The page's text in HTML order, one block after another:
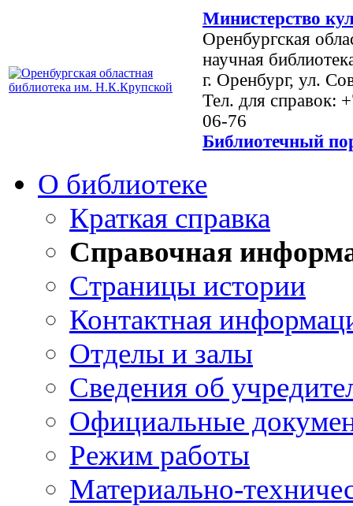
Министерство
Оренбургская
научная
г. Оренбург, ул.
Тел. для справок:
06-76
Библиотечный
О библиотеке
Краткая справка
Справочная
Страницы истории
Контактная
Отделы и залы
Сведения об
Официальные
Режим работы
Материально-